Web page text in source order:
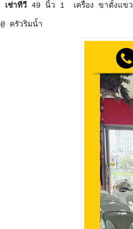
เช่าทีวี 49 นิ้ว 1 เครื่อง ขาตั้งแข
@ ครัวริมน้ำ